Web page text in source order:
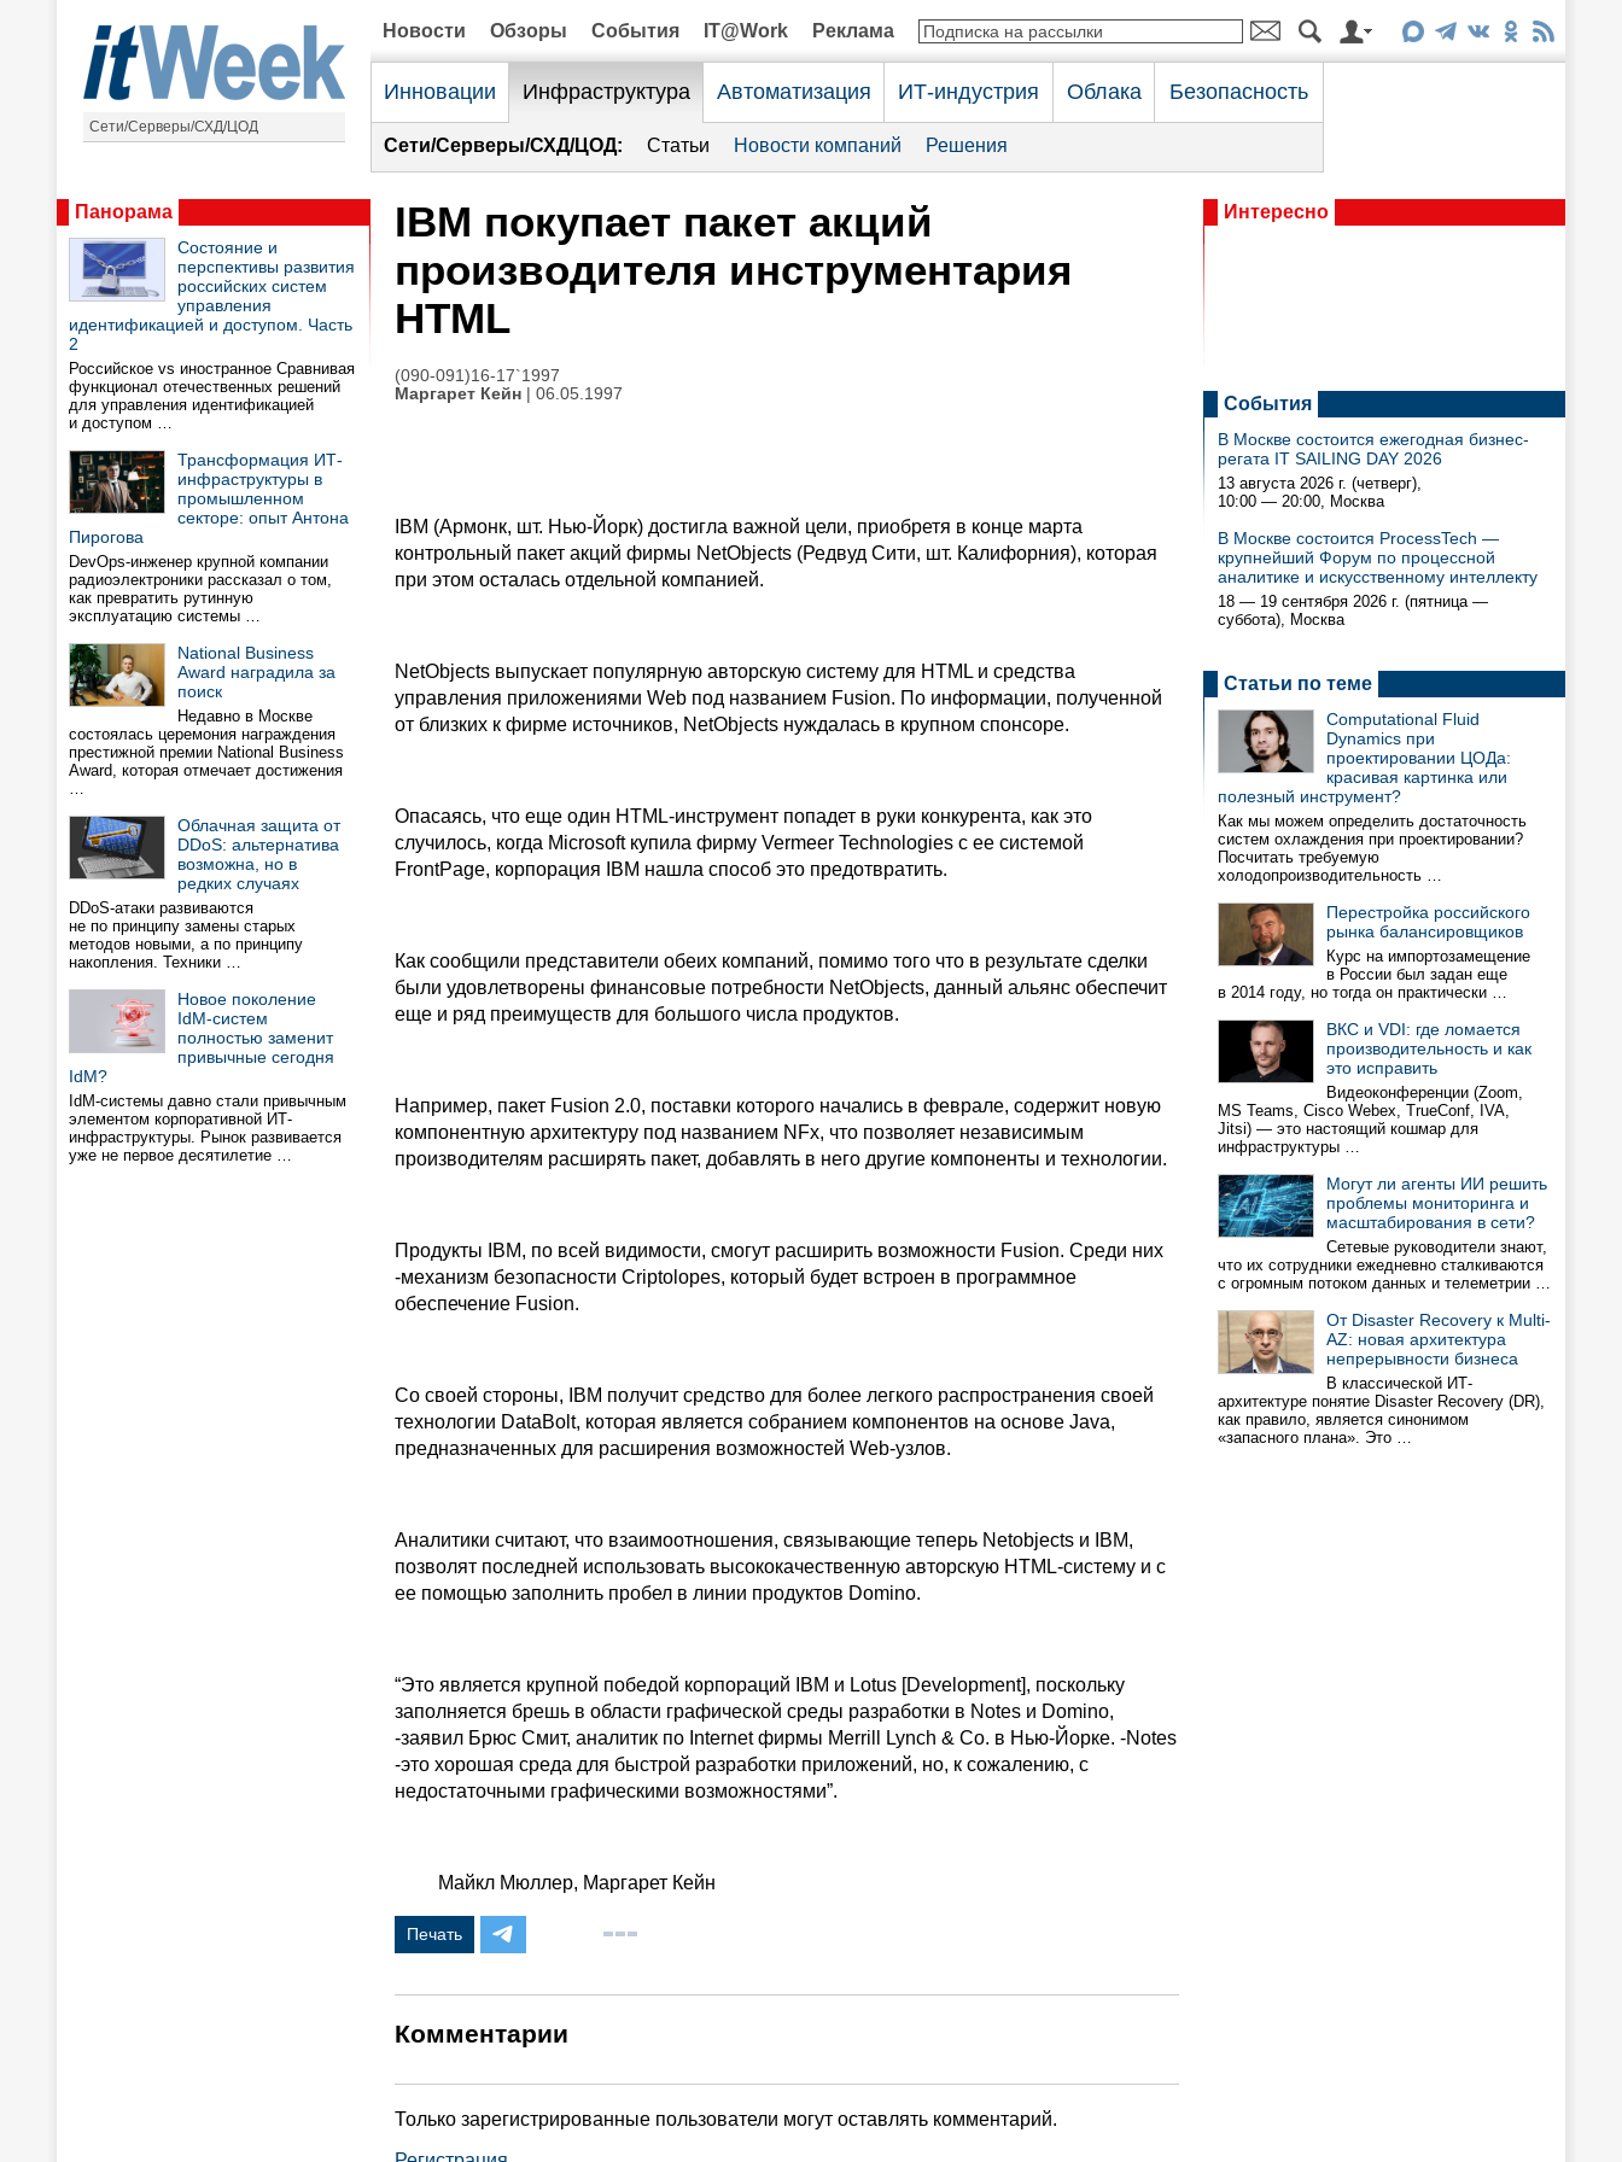
Сети/Серверы/СХД/ЦОД
Новости Обзоры События IT@Work Реклама
Инновации Инфраструктура Автоматизация ИТ-индустрия Облака Безопасность
Сети/Серверы/СХД/ЦОД: Статьи Новости компаний Решения
Панорама
Состояние и
перспективы развития
российских систем
управления
идентификацией и доступом. Часть
2
Российское vs иностранное Сравнивая
функционал отечественных решений
для управления идентификацией
и доступом …
Трансформация ИТ-
инфраструктуры в
промышленном
секторе: опыт Антона
Пирогова
DevOps-инженер крупной компании
радиоэлектроники рассказал о том,
как превратить рутинную
эксплуатацию системы …
National Business
Award наградила за
поиск
Недавно в Москве
состоялась церемония награждения
престижной премии National Business
Award, которая отмечает достижения
…
Облачная защита от
DDoS: альтернатива
возможна, но в
редких случаях
DDoS-атаки развиваются
не по принципу замены старых
методов новыми, а по принципу
накопления. Техники …
Новое поколение
IdM-систем
полностью заменит
привычные сегодня
IdM?
IdM-системы давно стали привычным
элементом корпоративной ИТ-
инфраструктуры. Рынок развивается
уже не первое десятилетие …
IBM покупает пакет акций
производителя инструментария
HTML
(090-091)16-17`1997
Маргарет Кейн | 06.05.1997
IBM (Армонк, шт. Нью-Йорк) достигла важной цели, приобретя в конце марта
контрольный пакет акций фирмы NetObjects (Редвуд Сити, шт. Калифорния), которая
при этом осталась отдельной компанией.
NetObjects выпускает популярную авторскую систему для HTML и средства
управления приложениями Web под названием Fusion. По информации, полученной
от близких к фирме источников, NetObjects нуждалась в крупном спонсоре.
Опасаясь, что еще один HTML-инструмент попадет в руки конкурента, как это
случилось, когда Microsoft купила фирму Vermeer Technologies с ее системой
FrontPage, корпорация IBM нашла способ это предотвратить.
Как сообщили представители обеих компаний, помимо того что в результате сделки
были удовлетворены финансовые потребности NetObjects, данный альянс обеспечит
еще и ряд преимуществ для большого числа продуктов.
Например, пакет Fusion 2.0, поставки которого начались в феврале, содержит новую
компонентную архитектуру под названием NFx, что позволяет независимым
производителям расширять пакет, добавлять в него другие компоненты и технологии.
Продукты IBM, по всей видимости, смогут расширить возможности Fusion. Среди них
-механизм безопасности Criptolopes, который будет встроен в программное
обеспечение Fusion.
Со своей стороны, IBM получит средство для более легкого распространения своей
технологии DataBolt, которая является собранием компонентов на основе Java,
предназначенных для расширения возможностей Web-узлов.
Аналитики считают, что взаимоотношения, связывающие теперь Netobjects и IBM,
позволят последней использовать высококачественную авторскую HTML-систему и с
ее помощью заполнить пробел в линии продуктов Domino.
“Это является крупной победой корпораций IBM и Lotus [Development], поскольку
заполняется брешь в области графической среды разработки в Notes и Domino,
-заявил Брюс Смит, аналитик по Internet фирмы Merrill Lynch & Co. в Нью-Йорке. -Notes
-это хорошая среда для быстрой разработки приложений, но, к сожалению, с
недостаточными графическими возможностями”.
Майкл Мюллер, Маргарет Кейн
Печать
Комментарии
Только зарегистрированные пользователи могут оставлять комментарий.
Интересно
События
В Москве состоится ежегодная бизнес-
регата IT SAILING DAY 2026
13 августа 2026 г. (четверг),
10:00 — 20:00, Москва
В Москве состоится ProcessTech —
крупнейший Форум по процессной
аналитике и искусственному интеллекту
18 — 19 сентября 2026 г. (пятница —
суббота), Москва
Статьи по теме
Computational Fluid
Dynamics при
проектировании ЦОДа:
красивая картинка или
полезный инструмент?
Как мы можем определить достаточность
систем охлаждения при проектировании?
Посчитать требуемую
холодопроизводительность …
Перестройка российского
рынка балансировщиков
Курс на импортозамещение
в России был задан еще
в 2014 году, но тогда он практически …
ВКС и VDI: где ломается
производительность и как
это исправить
Видеоконференции (Zoom,
MS Teams, Cisco Webex, TrueConf, IVA,
Jitsi) — это настоящий кошмар для
инфраструктуры …
Могут ли агенты ИИ решить
проблемы мониторинга и
масштабирования в сети?
Сетевые руководители знают,
что их сотрудники ежедневно сталкиваются
с огромным потоком данных и телеметрии …
От Disaster Recovery к Multi-
AZ: новая архитектура
непрерывности бизнеса
В классической ИТ-
архитектуре понятие Disaster Recovery (DR),
как правило, является синонимом
«запасного плана». Это …